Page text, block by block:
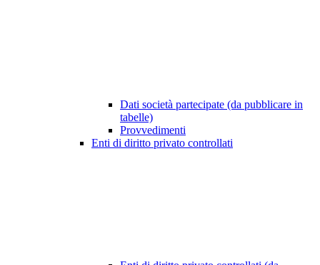
Dati società partecipate (da pubblicare in
tabelle)
Provvedimenti
Enti di diritto privato controllati